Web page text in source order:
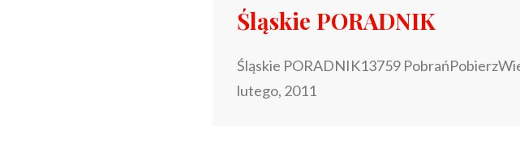
Śląskie PORADNIK
Śląskie PORADNIK13759
lutego, 2011